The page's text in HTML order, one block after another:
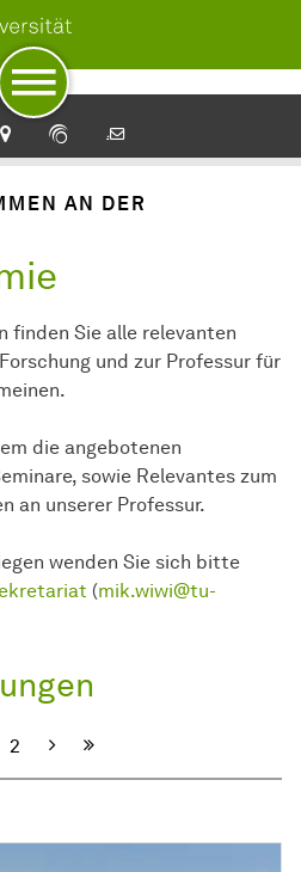
Services
AN DER
finden Sie alle relevanten
und zur Professur für
die angebotenen
sowie Relevantes zum
an unserer Professur.
wenden Sie sich bitte
(mik.wiwi@tu-
2 Nächste